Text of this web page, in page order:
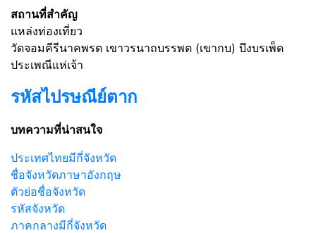
สถานที่สำคัญ
แหล่งท่องเที่ยว
วัดจอมคีรีนาคพรต เขาวรนาถบรรพต (เขากบ) บึงบรเพ็ด
ประเพณีแห่เจ้า
รหัสไปรษณีย์ตาก
บทความที่น่าสนใจ
ประเทศไทยมีกี่จังหวัด
ชื่อจังหวัดภาษาอังกฤษ
ตัวย่อชื่อจังหวัด
รหัสจังหวัด
ภาคกลางมีกี่จังหวัด